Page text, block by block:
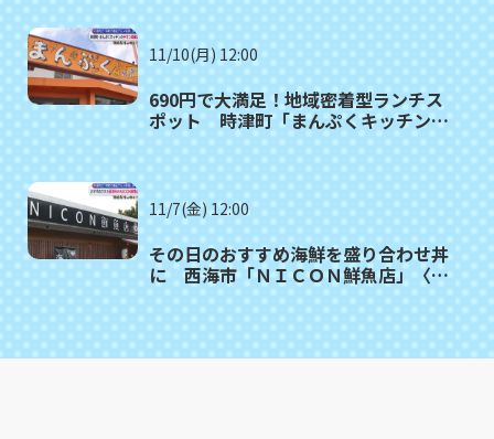
11/10(月) 12:00
690円で大満足！地域密着型ランチス
ポット 時津町「まんぷくキッチン」
11/7(金) 12:00
その日のおすすめ海鮮を盛り合わせ丼
に 西海市「ＮＩＣＯＮ鮮魚店」〈満